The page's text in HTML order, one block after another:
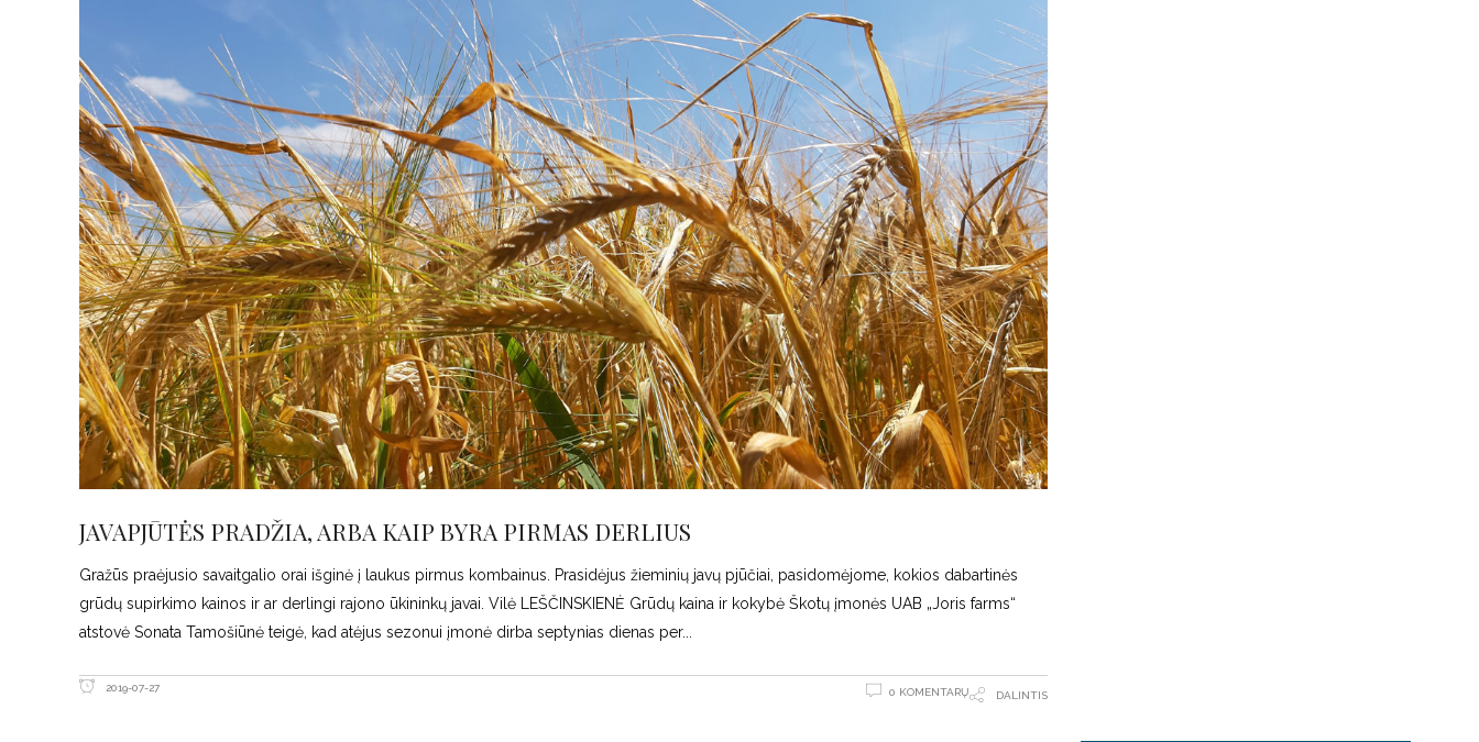
JAVAPJŪTĖS PRADŽIA, ARBA KAIP BYRA PIRMAS DERLIUS
Gražūs praėjusio savaitgalio orai išginė į laukus pirmus kombainus. Prasidėjus žieminių javų pjūčiai, pasidomėjome, kokios dabartinės
grūdų supirkimo kainos ir ar derlingi rajono ūkininkų javai. Vilė LEŠČINSKIENĖ Grūdų kaina ir kokybė Škotų įmonės UAB „Joris farms“
atstovė Sonata Tamošiūnė teigė, kad atėjus sezonui įmonė dirba septynias dienas per
2019-07-27 0 KOMENTARŲ DALINTIS